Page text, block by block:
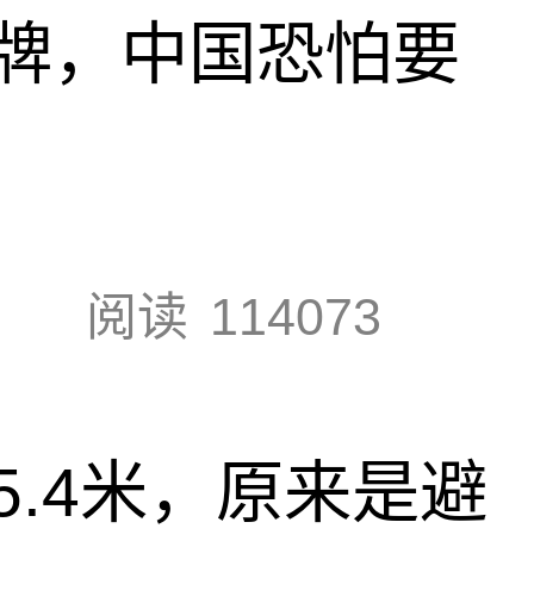
，中国恐怕要
阅读 114073
米，原来是避